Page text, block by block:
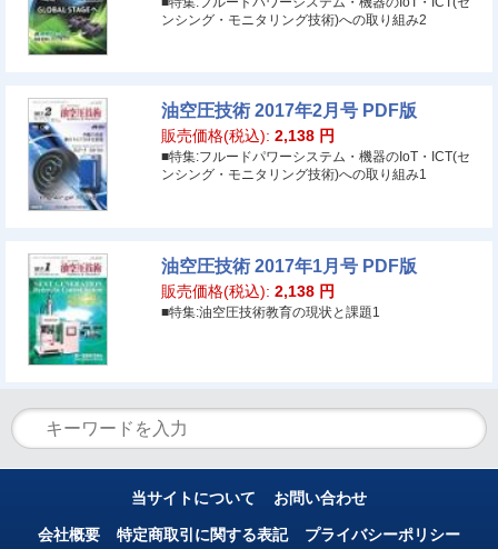
ンシング・モニタリング技術)への取り組み2
油空圧技術 2017年2月号 PDF版
販売価格(税込): 2,138 円
■特集:フルードパワーシステム・機器のIoT・ICT(セ
ンシング・モニタリング技術)への取り組み1
油空圧技術 2017年1月号 PDF版
販売価格(税込): 2,138 円
■特集:油空圧技術教育の現状と課題1
当サイトについて お問い合わせ
会社概要 特定商取引に関する表記 プライバシーポリシー